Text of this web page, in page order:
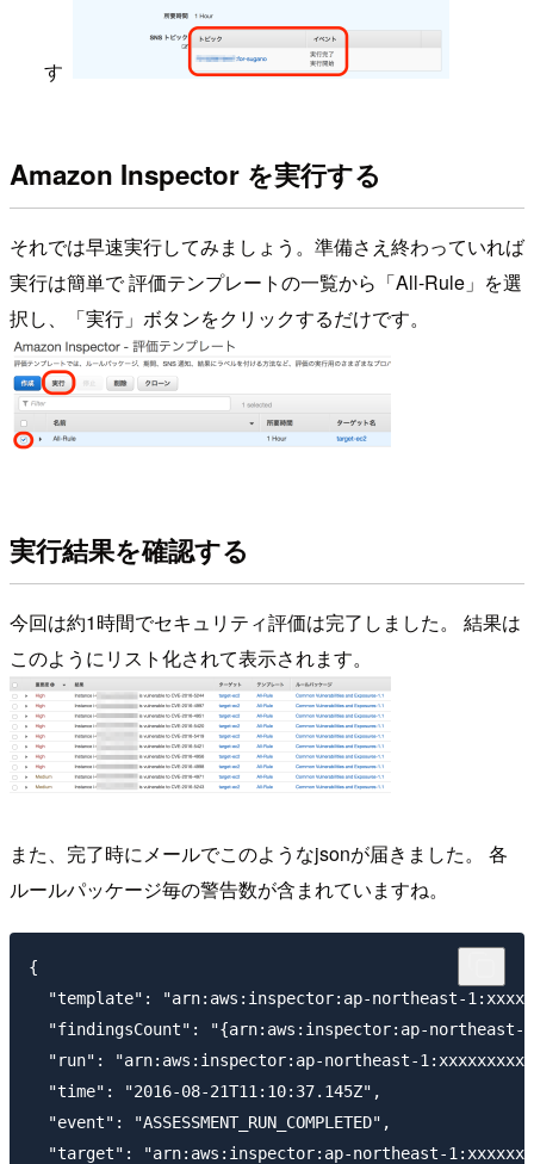
す
Amazon Inspector を実行する
それでは早速実行してみましょう。準備さえ終わっていれば
実行は簡単で 評価テンプレートの一覧から「All-Rule」を選
択し、「実行」ボタンをクリックするだけです。
実行結果を確認する
今回は約1時間でセキュリティ評価は完了しました。 結果は
このようにリスト化されて表示されます。
また、完了時にメールでこのようなjsonが届きました。 各
ルールパッケージ毎の警告数が含まれていますね。
{
"template": "arn:aws:inspector:ap-northeast-
"findingsCount": "{arn:aws:inspector:ap-
"run": "arn:aws:inspector:ap-northeast-
  "time": "2016-08-21T11:10:37.145Z",
  "event": "ASSESSMENT_RUN_COMPLETED",
"target": "arn:aws:inspector:ap-northeast-